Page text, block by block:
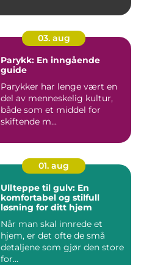
03. aug
Parykk: En inngående
guide
Parykker har lenge vært en
del av menneskelig kultur,
både som et middel for
skiftende m...
01. aug
Ullteppe til gulv: En
komfortabel og stilfull
løsning for ditt hjem
Når man skal innrede et
hjem, er det ofte de små
detaljene som gjør den store
for...